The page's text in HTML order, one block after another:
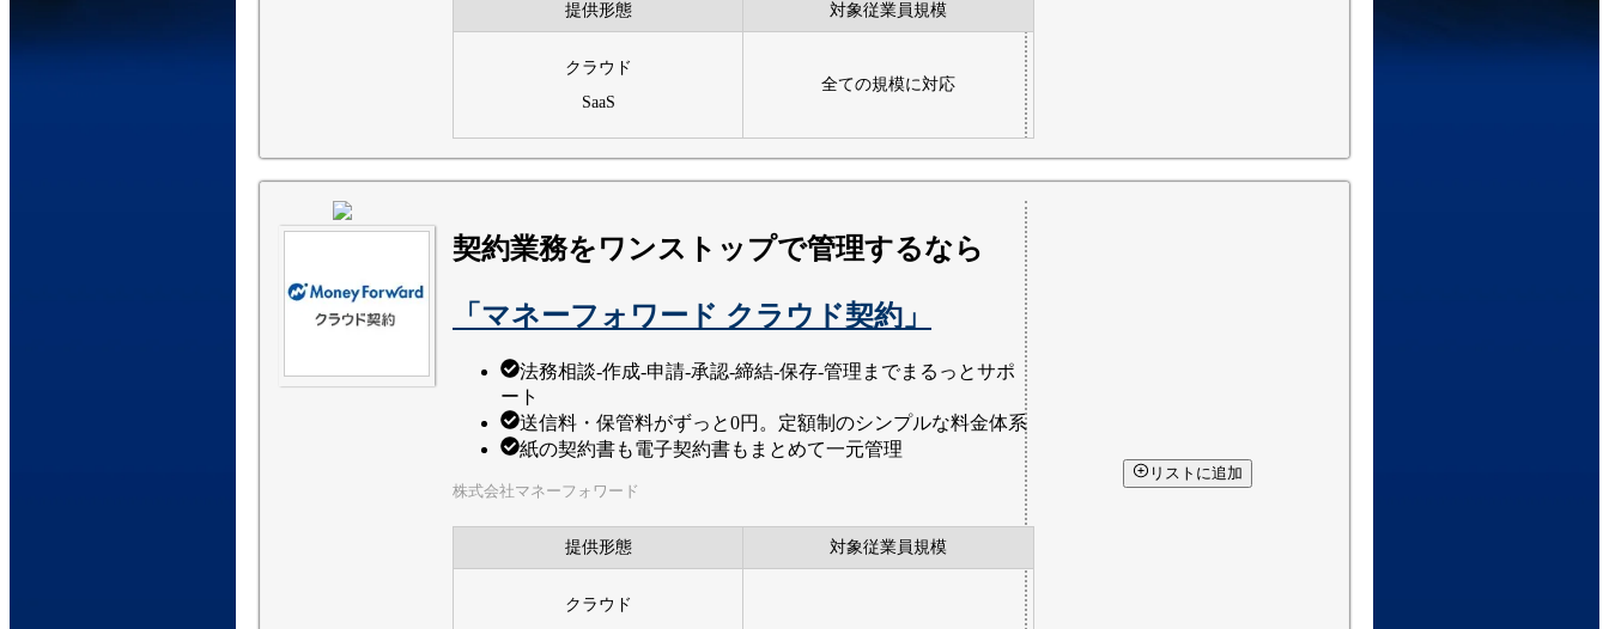
提供形態 対象従業員規模
クラウド
SaaS
全ての規模に対応
契約業務をワンストップで管理するなら
「マネーフォワード クラウド契約」
法務相談-作成-申請-承認-締結-保存-管理までまるっとサポ
ート
送信料・保管料がずっと0円。定額制のシンプルな料金体系
紙の契約書も電子契約書もまとめて一元管理
株式会社マネーフォワード
提供形態 対象従業員規模
クラウド
リストに追加